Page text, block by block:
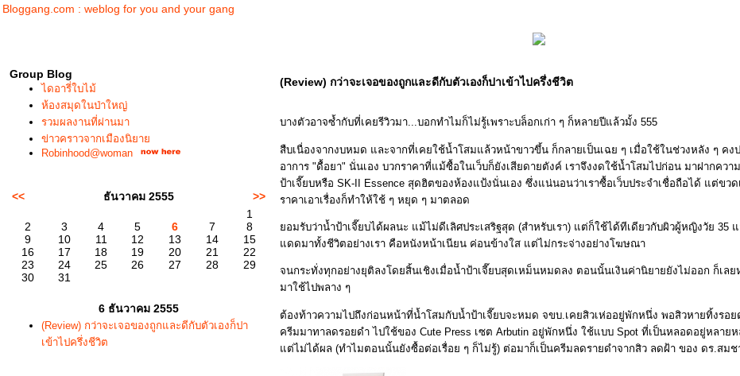
Bloggang.com : weblog for you and your gang
Group Blog
ไดอารี่ใบไม้
ห้องสมุดในป่าใหญ่
รวมผลงานที่ผ่านมา
ข่าวคราวจากเมืองนิยา
Robinhood@woman
<< ธันวาคม 2555
>>
1
2
3 4 5 6 7
8
9
10 11 12 13 14
15
16
17 18 19 20 21
22
23
24 25 26 27 28
29
30
31
6 ธันวาคม 2555
(Review) กว่าจะเจอของถูกและดีกับตัวเองก็ปา
เข้าไปครึ่งชีวิต
(Review) กว่าจะเจอของถูกและดีกับตัวเองก็ปาเข้าไปครึ่งชีวิต
บางตัวอาจซ้ำกับที่เคยรีวิวมา...บอกทำไมก็ไม่รู้เพราะบล็อกเก่า ๆ ก็หลายปีแล้วมั้ง 555
สืบเนื่องจากงบหมด และจากที่เคยใช้น้ำโสมแล้วหน้าขาวขึ้น ก็กลายเป็นเฉย ๆ เมื่อใช้ในช่วงหลัง ๆ คง
อาการ "ดื้อยา" นั่นเอง บวกราคาที่แม้ซื้อในเว็บก็ยังเสียดายตังค์ เราจึงงดใช้น้ำโสมไปก่อน มาฝากควา
ป้าเจี๊ยบหรือ SK-II Essence สุดฮิตของห้องแป้งนั่นเอง ซึ่งแน่นอนว่าเราซื้อเว็บประจำเชื่อถือได้ แต่ขวด
ราคาเอาเรื่องก็ทำให้ใช้ ๆ หยุด ๆ มาตลอด
อมรับว่าน้ำป้าเจี๊ยบได้ผลนะ แม้ไม่ดีเลิศประเสริฐสุด (สำหรับเรา) แต่ก็ใช้ได้ทีเดียวกับผิวผู้หญิงวัย 35
ดดมาทั้งชีวิตอย่างเรา คือหนังหน้าเนียน ค่อนข้างใส แต่ไม่กระจ่างอย่างโฆษณา
จนกระทั่งทุกอย่างยุติลงโดยสิ้นเชิงเมื่อน้ำป้าเจี๊ยบสุดเหม็นหมดลง ตอนนั้นเงินค่านิยายยังไม่ออก ก็เลย
มาใช้ไปพลาง ๆ
ต้องท้าวความไปถึงก่อนหน้าที่น้ำโสมกับน้ำป้าเจี๊ยบจะหมด จขบ.เคยสิวเห่ออยู่พักหนึ่ง พอสิวหายทิ้งรอย
ครีมมาทาลดรอยดำ ไปใช้ของ Cute Press เซต Arbutin อยู่พักหนึ่ง ใช้แบบ Spot ที่เป็นหลอดอยู่หลายห
ต่ไม่ได้ผล (ทำไมตอนนั้นยังซื้อต่อเรื่อย ๆ ก็ไม่รู้) ต่อมาก็เป็นครีมลดรายดำจากสิว ลดฝ้า ของ ดร.สมช